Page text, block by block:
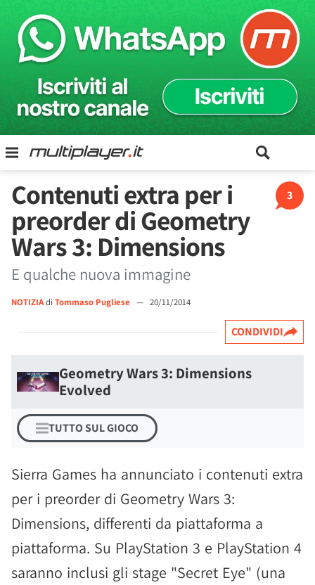
3
Contenuti extra per i
preorder di Geometry
Wars 3: Dimensions
E qualche nuova immagine
NOTIZIAdi Tommaso Pugliese — 20/11/2014
CONDIVIDI
Geometry Wars 3: Dimensions
Evolved
TUTTO SUL GIOCO
Sierra Games ha annunciato i contenuti extra
per i preorder di Geometry Wars 3:
Dimensions, differenti da piattaforma a
piattaforma. Su PlayStation 3 e PlayStation 4
saranno inclusi gli stage "Secret Eye" (una